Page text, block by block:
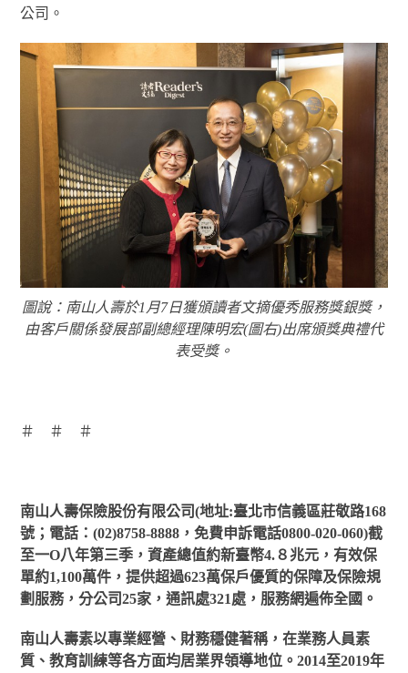
公司。
圖說：南山人壽於1月7日獲頒讀者文摘優秀服務獎銀獎，
由客戶關係發展部副總經理陳明宏(圖右)出席頒獎典禮代
表受獎。
＃ ＃ ＃
南山人壽保險股份有限公司(地址:臺北市信義區莊敬路168
號；電話：(02)8758-8888，免費申訴電話0800-020-060)截
至一Ο八年第三季，資產總值約新臺幣4.８兆元，有效保
單約1,100萬件，提供超過623萬保戶優質的保障及保險規
劃服務，分公司25家，通訊處321處，服務網遍佈全國。
南山人壽素以專業經營、財務穩健著稱，在業務人員素
質、教育訓練等各方面均居業界領導地位。2014至2019年